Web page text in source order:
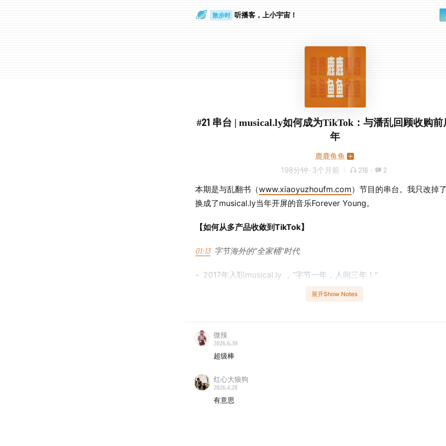
散步时 听播客，上小宇宙！
#21 串台 | musical.ly如何成为TikTok：与潘乱回顾收购
年
鹿鹿鱼鱼
198分钟 · 3个月前 216 · 2
本期是与乱翻书（www.xiaoyuzhoufm.com）节目的串台。我只改掉
换成了musical.ly当年开屏的音乐Forever Young。
【如何从多产品收敛到TikTok】
01:13 字节海外的“全家桶”时代
2017年入职musical.ly ，“字节一年，人间三年！”
先行者不一定能撑到最后，就变成先烈了。
musical.ly
西瓜对标YouTube、火山对标快手、
展开Show Notes
微辣
2026.6.30
超级棒
红心大狼狗
2026.4.28
有意思